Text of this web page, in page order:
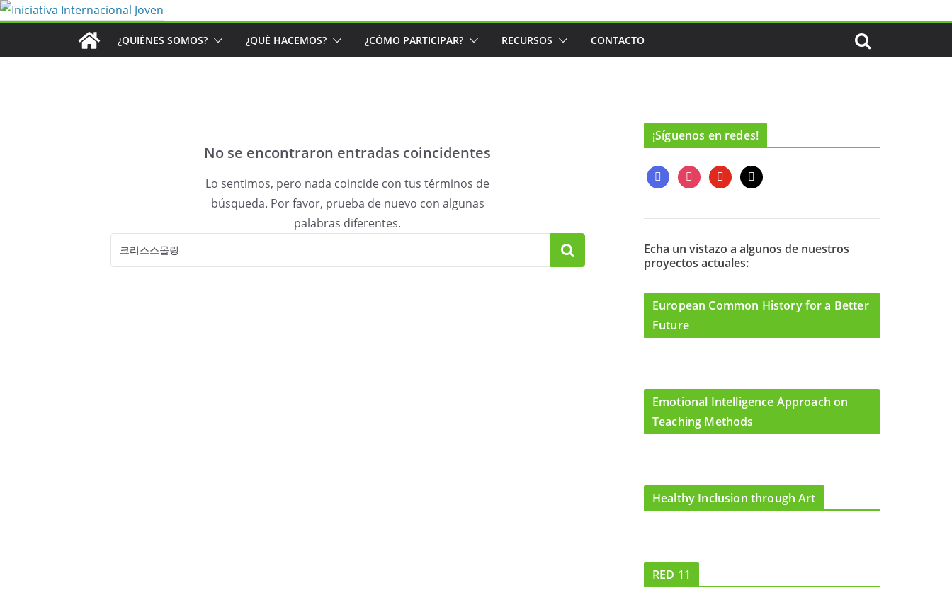
Saltar
¿QUIÉNES SOMOS? ¿QUÉ HACEMOS? ¿CÓMO PARTICIPAR? RECURSOS CONTACTO
No se encontraron entradas coincidentes
Lo sentimos, pero nada coincide con tus términos de
búsqueda. Por favor, prueba de nuevo con algunas
palabras diferentes.
¡Síguenos en redes!
f
a
e
o
o
i
n
t
g
r
m
y
o
t
b
e
m
a
l
Echa un vistazo a algunos de nuestros
proyectos actuales:
European Common History for a Better
Future
Emotional Intelligence Approach on
Teaching Methods
Healthy Inclusion through Art
RED 11